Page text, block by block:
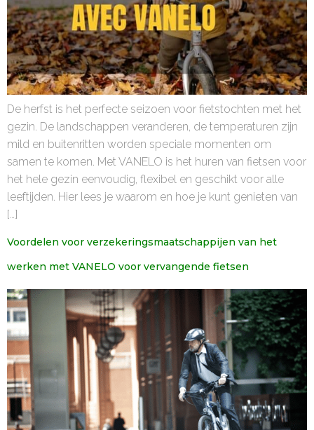
De herfst is het perfecte seizoen voor fietstochten met het
gezin. De landschappen veranderen, de temperaturen zijn
mild en buitenritten worden speciale momenten om
samen te komen. Met VANELO is het huren van fietsen voor
het hele gezin eenvoudig, flexibel en geschikt voor alle
leeftijden. Hier lees je waarom en hoe je kunt genieten van
[…]
Voordelen voor verzekeringsmaatschappijen van het
werken met VANELO voor vervangende fietsen